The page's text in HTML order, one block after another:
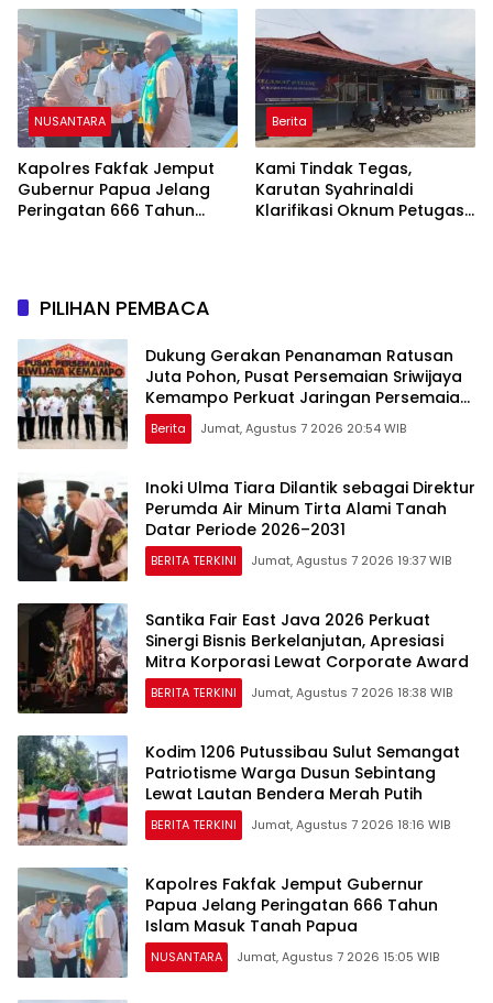
Corporate Award
Bendera Merah Putih
NUSANTARA
Kapolres Fakfak Jemput
Gubernur Papua Jelang
Peringatan 666 Tahun
Berita
Kami Tindak Tegas,
Karutan Syahrinaldi
Klarifikasi Oknum Petugas
PILIHAN PEMBACA
Dukung Gerakan Penanaman Ratusan
Juta Pohon, Pusat Persemaian Sriwijaya
Kemampo Perkuat Jaringan Persemaian
Nasional*
Berita Jumat, Agustus 7 2026 20:54 WIB
Inoki Ulma Tiara Dilantik sebagai Direktur
Perumda Air Minum Tirta Alami Tanah
Datar Periode 2026–2031
BERITA TERKINI Jumat, Agustus 7 2026 19:37 WIB
Santika Fair East Java 2026 Perkuat
Sinergi Bisnis Berkelanjutan, Apresiasi
Mitra Korporasi Lewat Corporate Award
BERITA TERKINI Jumat, Agustus 7 2026 18:38 WIB
Kodim 1206 Putussibau Sulut Semangat
Patriotisme Warga Dusun Sebintang
Lewat Lautan Bendera Merah Putih
BERITA TERKINI Jumat, Agustus 7 2026 18:16 WIB
Kapolres Fakfak Jemput Gubernur
Papua Jelang Peringatan 666 Tahun
Islam Masuk Tanah Papua
NUSANTARA Jumat, Agustus 7 2026 15:05 WIB